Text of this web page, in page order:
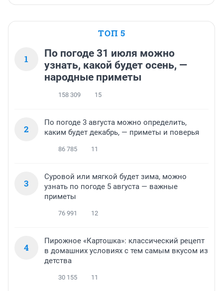
ТОП 5
1
По погоде 31 июля можно
узнать, какой будет осень, —
народные приметы
158 309 15
2
По погоде 3 августа можно определить,
каким будет декабрь, — приметы и поверья
86 785 11
3
Суровой или мягкой будет зима, можно
узнать по погоде 5 августа — важные
приметы
76 991 12
4
Пирожное «Картошка»: классический рецепт
в домашних условиях с тем самым вкусом из
детства
30 155 11